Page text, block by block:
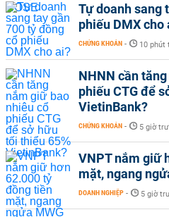
Tự doanh sang
phiếu DMX cho
CHỨNG KHOÁN - 10 phút
NHNN cần
phiếu CTG để
VietinBank?
CHỨNG KHOÁN - 5 giờ
VNPT nắm giữ
mặt, ngang
DOANH NGHIỆP - 5 giờ